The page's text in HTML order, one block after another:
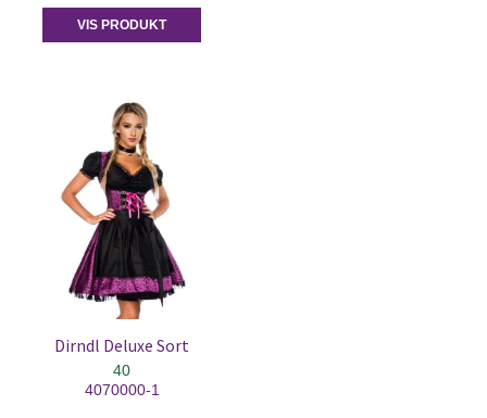
VIS PRODUKT
Dirndl Deluxe Sort
40
4070000-1